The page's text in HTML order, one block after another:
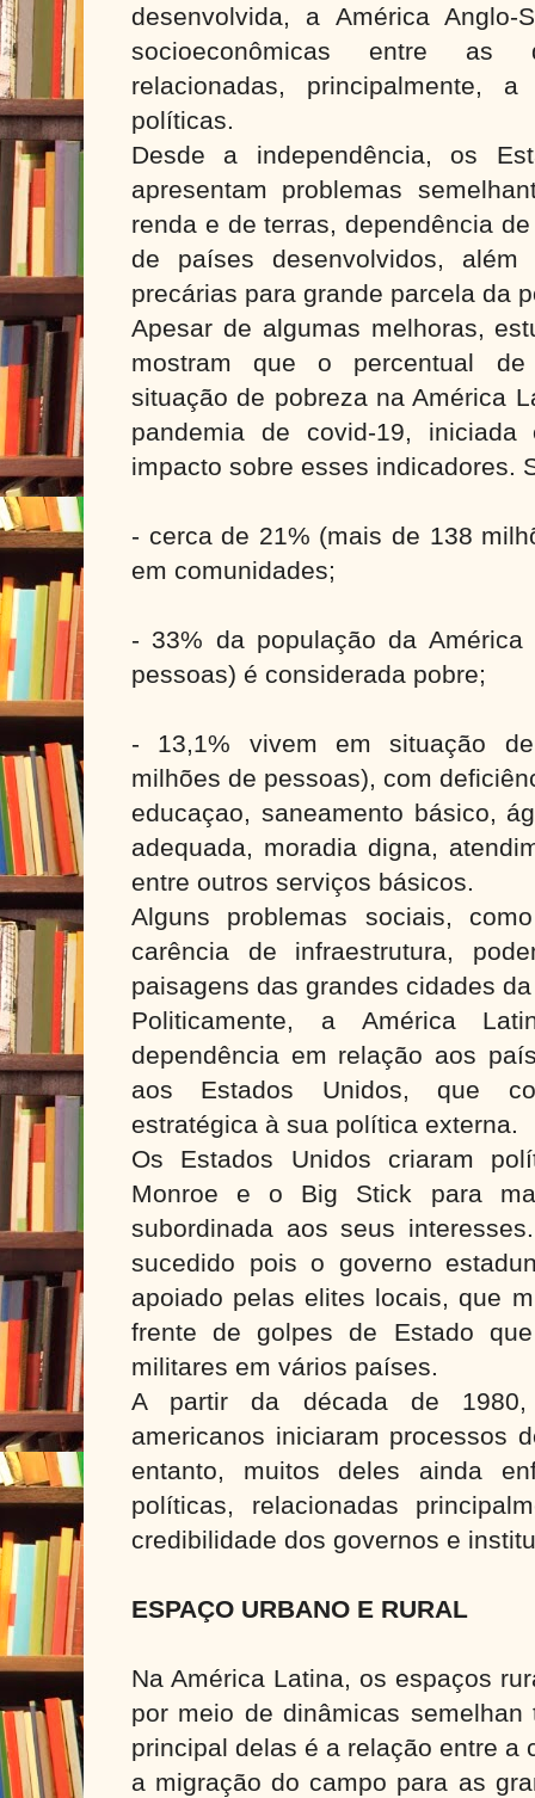
desenvolvida, a América Anglo-
socioeconômicas entre as
relacionadas, principalmente,
políticas.
Desde a independência, os
apresentam problemas
renda e de terras, dependência
de países desenvolvidos,
precárias para grande parcela da
Apesar de algumas melhoras,
mostram que o percentual
situação de pobreza na América
pandemia de covid-19,
impacto sobre esses indicadores.
- cerca de 21% (mais de 138
em comunidades;
- 33% da população da
pessoas) é considerada pobre;
- 13,1% vivem em situação
milhões de pessoas), com
educaçao, saneamento básico,
adequada, moradia digna,
entre outros serviços básicos.
Alguns problemas sociais,
carência de infraestrutura,
paisagens das grandes cidades
Politicamente, a América
dependência em relação aos
aos Estados Unidos, que
estratégica à sua política externa.
Os Estados Unidos criaram
Monroe e o Big Stick para
subordinada aos seus
sucedido pois o governo
apoiado pelas elites locais, que
frente de golpes de Estado
militares em vários países.
A partir da década de 1980,
americanos iniciaram processos
entanto, muitos deles ainda
políticas, relacionadas
credibilidade dos governos e
ESPAÇO URBANO E RURAL
Na América Latina, os espaços
por meio de dinâmicas
principal delas é a relação entre a
a migração do campo para as